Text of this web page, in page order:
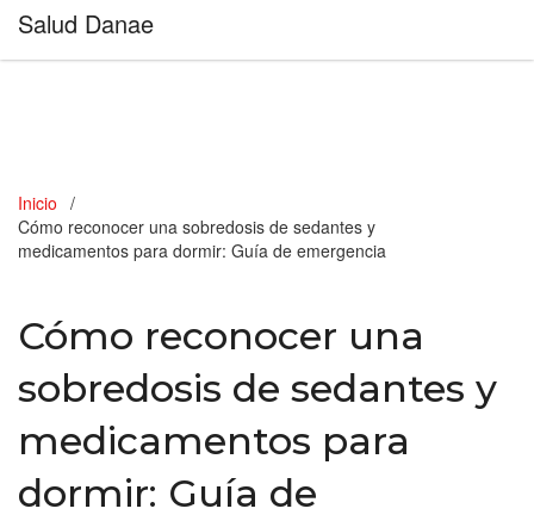
Salud Danae
Inicio
Cómo reconocer una sobredosis de sedantes y
medicamentos para dormir: Guía de emergencia
Cómo reconocer una
sobredosis de sedantes y
medicamentos para
dormir: Guía de